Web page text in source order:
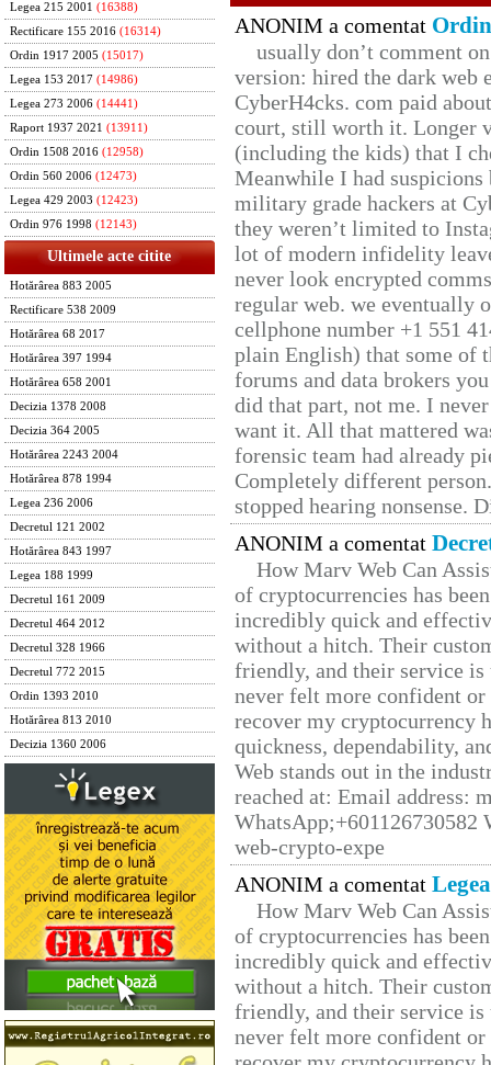
Legea 215 2001 (16388)
Rectificare 155 2016 (16314)
Ordin 1917 2005 (15017)
Legea 153 2017 (14986)
Legea 273 2006 (14441)
Raport 1937 2021 (13911)
Ordin 1508 2016 (12958)
Ordin 560 2006 (12473)
Legea 429 2003 (12423)
Ordin 976 1998 (12143)
Ultimele acte citite
Hotărârea 883 2005
Rectificare 538 2009
Hotărârea 68 2017
Hotărârea 397 1994
Hotărârea 658 2001
Decizia 1378 2008
Decizia 364 2005
Hotărârea 2243 2004
Hotărârea 878 1994
Legea 236 2006
Decretul 121 2002
Hotărârea 843 1997
Legea 188 1999
Decretul 161 2009
Decretul 464 2012
Decretul 328 1966
Decretul 772 2015
Ordin 1393 2010
Hotărârea 813 2010
Decizia 1360 2006
ANONIM a comentat
usually don’t comment
version: hired the dark web
CyberH4cks. com paid
court, still worth it. Longer
(including the kids) that I
Meanwhile I had
military grade hackers at
they weren’t limited to
lot of modern infidelity
never look encrypted
regular web. we eventually
cellphone number +1 551
plain English) that some of
forums and data brokers
did that part, not me. I
want it. All that mattered
forensic team had already
Completely different
stopped hearing nonsense.
ANONIM a comentat
How Marv Web Can
of cryptocurrencies has
incredibly quick and
without a hitch. Their
friendly, and their service
never felt more confident
recover my cryptocurrency
quickness, dependability,
Web stands out in the
reached at: Email address:
web-crypto-expe
ANONIM a comentat
How Marv Web Can
of cryptocurrencies has
incredibly quick and
without a hitch. Their
friendly, and their service
never felt more confident